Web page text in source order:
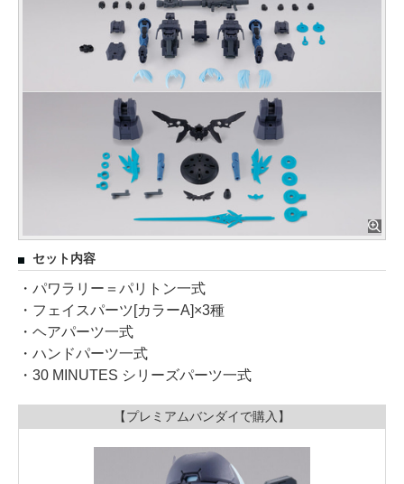
セット内容
・パワラリー＝パリトン一式
・フェイスパーツ[カラーA]×3種
・ヘアパーツ一式
・ハンドパーツ一式
・30 MINUTES シリーズパーツ一式
【プレミアムバンダイで購入】